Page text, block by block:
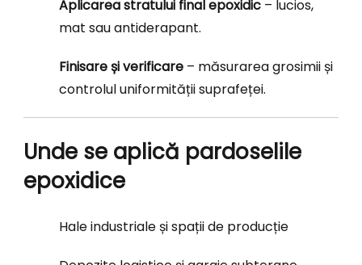
Aplicarea stratului final epoxidic – lucios,
mat sau antiderapant.
Finisare și verificare – măsurarea grosimii și
controlul uniformității suprafeței.
Unde se aplică pardoselile
epoxidice
Hale industriale și spații de producție